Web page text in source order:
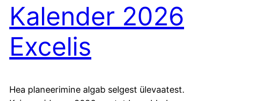
Kalender 2026
Excelis
Hea planeerimine algab selgest ülevaatest.